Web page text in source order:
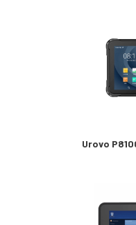
Urovo